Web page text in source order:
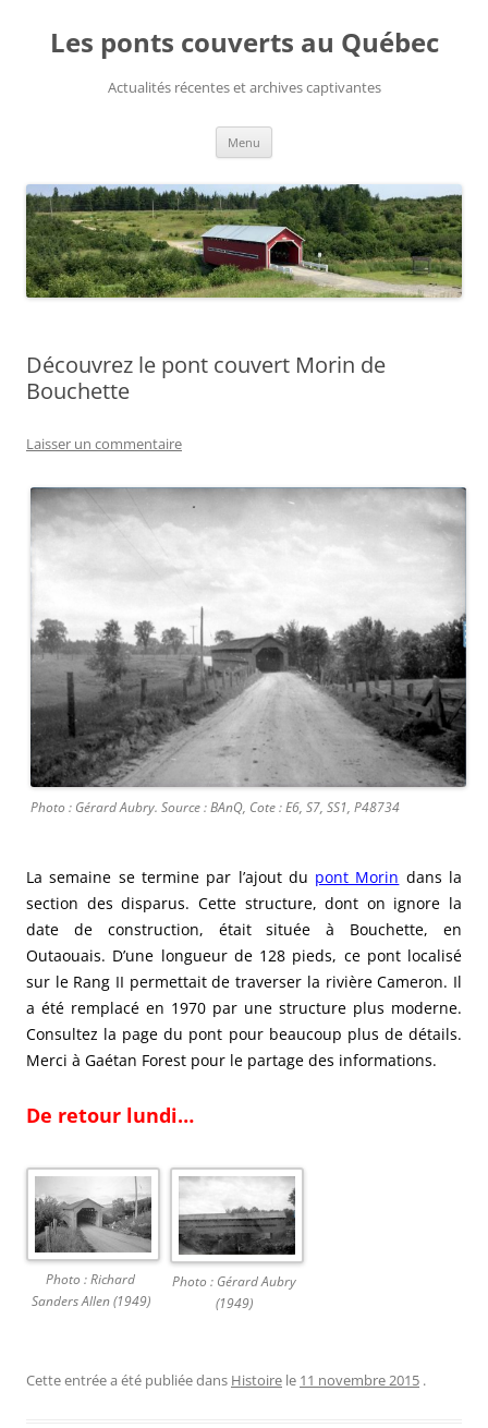
contenu
Les ponts couverts au Québec
Actualités récentes et archives captivantes
Menu
Découvrez le pont couvert Morin de
Bouchette
Laisser un commentaire
Photo : Gérard Aubry. Source : BAnQ, Cote : E6, S7, SS1, P48734
La semaine se termine par l’ajout du pont Morin dans la
section des disparus. Cette structure, dont on ignore la
date de construction, était située à Bouchette, en
Outaouais. D’une longueur de 128 pieds, ce pont localisé
sur le Rang II permettait de traverser la rivière Cameron. Il
a été remplacé en 1970 par une structure plus moderne.
Consultez la page du pont pour beaucoup plus de détails.
Merci à Gaétan Forest pour le partage des informations.
De retour lundi…
Photo : Richard
Sanders Allen (1949)
Photo : Gérard Aubry
(1949)
Cette entrée a été publiée dans Histoire le 11 novembre 2015 .